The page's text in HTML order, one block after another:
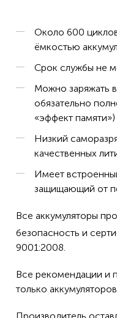
Около 600
ёмкостью
Срок службы не
Можно заряжать
обязательно
«эффект памяти»)
Низкий
качественных
Имеет
защищающий от
Все аккумуляторы
безопасность и
9001:2008.
Все рекомендации и
только